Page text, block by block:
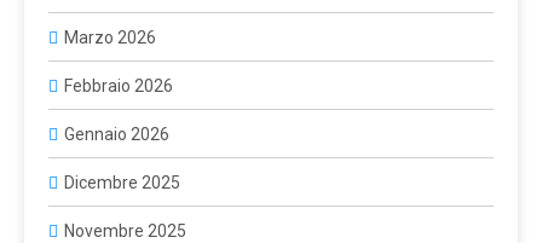
Marzo 2026
Febbraio 2026
Gennaio 2026
Dicembre 2025
Novembre 2025